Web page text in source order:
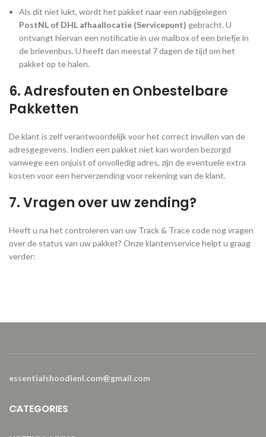
Als dit niet lukt, wordt het pakket naar een nabijgelegen
PostNL of DHL afhaallocatie (Servicepunt) gebracht. U
ontvangt hiervan een notificatie in uw mailbox of een briefje in
de brievenbus. U heeft dan meestal 7 dagen de tijd om het
pakket op te halen.
6. Adresfouten en Onbestelbare
Pakketten
De klant is zelf verantwoordelijk voor het correct invullen van de
adresgegevens. Indien een pakket niet kan worden bezorgd
vanwege een onjuist of onvolledig adres, zijn de eventuele extra
kosten voor een herverzending voor rekening van de klant.
7. Vragen over uw zending?
Heeft u na het controleren van uw Track & Trace code nog vragen
over de status van uw pakket? Onze klantenservice helpt u graag
verder:
essentialshoodienl.com@gmail.com
CATEGORIES